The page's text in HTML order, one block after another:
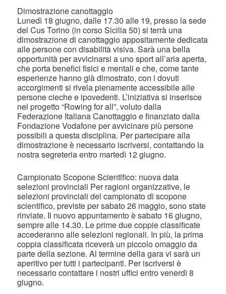
Dimostrazione canottaggio
Lunedì 18 giugno, dalle 17.30 alle 19, presso la sede
del Cus Torino (in corso Sicilia 50) si terrà una
dimostrazione di canottaggio appositamente dedicata
alle persone con disabilità visiva. Sarà una bella
opportunità per avvicinarsi a uno sport all’aria aperta,
che porta benefici fisici e mentali e che, come tante
esperienze hanno già dimostrato, con i dovuti
accorgimenti si rivela pienamente accessibile alle
persone cieche e ipovedenti. L’iniziativa si inserisce
nel progetto “Rowing for all”, voluto dalla
Federazione Italiana Canottaggio e finanziato dalla
Fondazione Vodafone per avvicinare più persone
possibili a questa disciplina. Per partecipare alla
dimostrazione è necessario iscriversi, contattando la
nostra segreteria entro martedì 12 giugno.
Campionato Scopone Scientifico: nuova data
selezioni provinciali Per ragioni organizzative, le
selezioni provinciali del campionato di scopone
scientifico, previste per sabato 26 maggio, sono state
rinviate. Il nuovo appuntamento è sabato 16 giugno,
sempre alle 14.30. Le prime due coppie classificate
accederanno alle selezioni regionali. In più, la prima
coppia classificata riceverà un piccolo omaggio da
parte della sezione. Al termine della gara vi sarà un
aperitivo per tutti i partecipanti. Per iscriversi è
necessario contattare i nostri uffici entro venerdì 8
giugno.